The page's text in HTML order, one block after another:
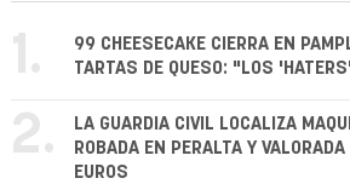
1.
99 CHEESECAKE CIERRA EN
TARTAS DE QUESO: "LOS
2.
LA GUARDIA CIVIL LOCALIZA
ROBADA EN PERALTA Y
EUROS